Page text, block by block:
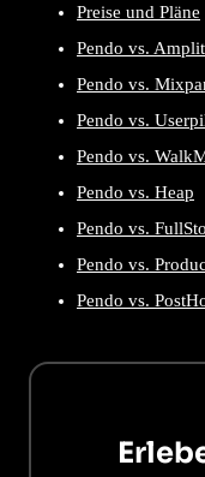
Preise und Pläne
Pendo vs.
Pendo vs.
Pendo vs.
Pendo vs.
Pendo vs. Heap
Pendo vs.
Pendo vs.
Pendo vs.